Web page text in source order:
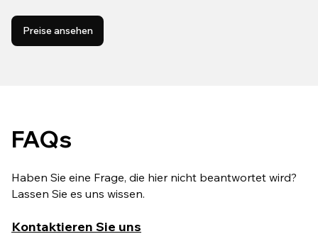
Preise ansehen
FAQs
Haben Sie eine Frage, die hier nicht beantwortet wird?
Lassen Sie es uns wissen.
Kontaktieren Sie uns